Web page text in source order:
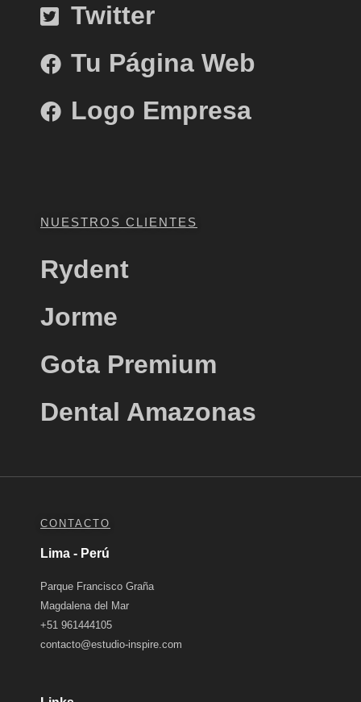
Twitter
Tu Página Web
Logo Empresa
NUESTROS CLIENTES
Rydent
Jorme
Gota Premium
Dental Amazonas
CONTACTO
Lima - Perú
Parque Francisco Graña
Magdalena del Mar
+51 961444105
contacto@estudio-inspire.com